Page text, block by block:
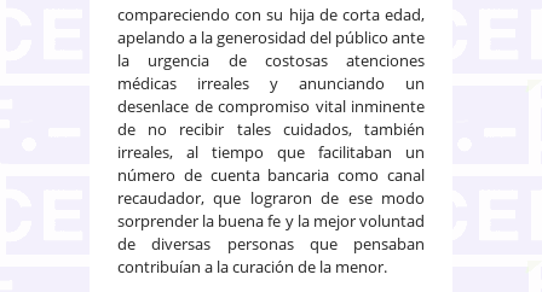
compareciendo con su hija de corta edad,
apelando a la generosidad del público ante
la urgencia de costosas atenciones
médicas irreales y anunciando un
desenlace de compromiso vital inminente
de no recibir tales cuidados, también
irreales, al tiempo que facilitaban un
número de cuenta bancaria como canal
recaudador, que lograron de ese modo
sorprender la buena fe y la mejor voluntad
de diversas personas que pensaban
contribuían a la curación de la menor.